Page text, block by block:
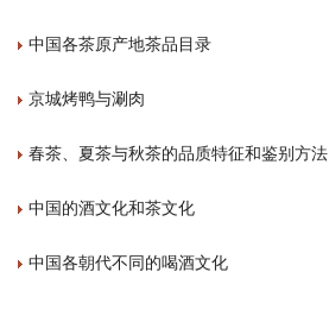
中国各茶原产地茶品目录
京城烤鸭与涮肉
春茶、夏茶与秋茶的品质特征和鉴别方法
中国的酒文化和茶文化
中国各朝代不同的喝酒文化